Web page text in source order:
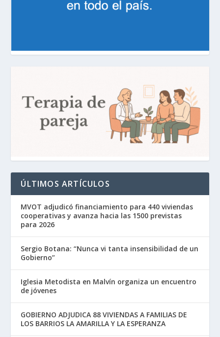
ÚLTIMOS ARTÍCULOS
MVOT adjudicó financiamiento para 440 viviendas
cooperativas y avanza hacia las 1500 previstas
para 2026
Sergio Botana: “Nunca vi tanta insensibilidad de un
Gobierno”
Iglesia Metodista en Malvín organiza un encuentro
de jóvenes
GOBIERNO ADJUDICA 88 VIVIENDAS A FAMILIAS DE
LOS BARRIOS LA AMARILLA Y LA ESPERANZA